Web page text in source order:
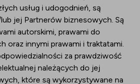
usług i udogodnień, są
lub jej Partnerów biznesowych. Są
autorskimi, prawami do
oraz innymi prawami i traktatami.
za prawdziwość
należących do jej
które są wykorzystywane na